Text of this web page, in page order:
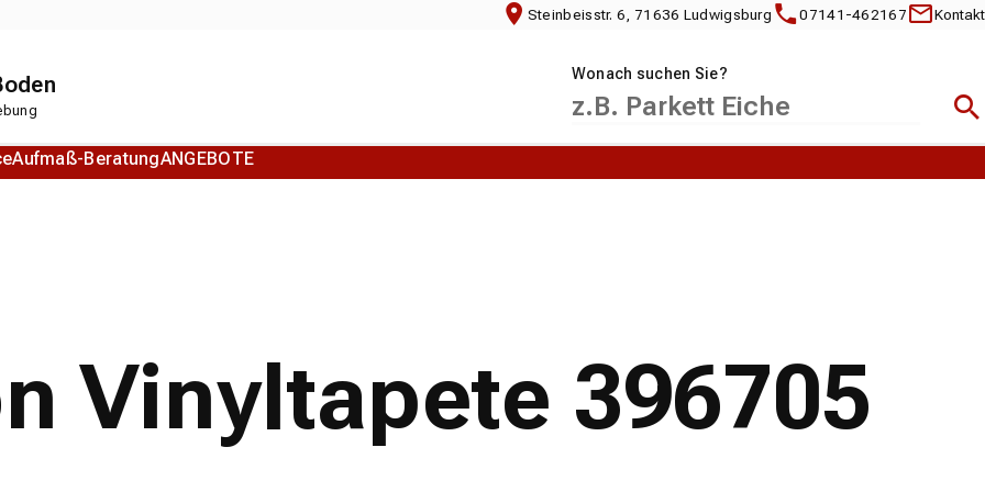
Steinbeisstr. 6, 71636 Ludwigsburg 07141-462167 Kontakt
Wonach suchen Sie?
Aufmaß-BeratungANGEBOTE
Vinyltapete 396705